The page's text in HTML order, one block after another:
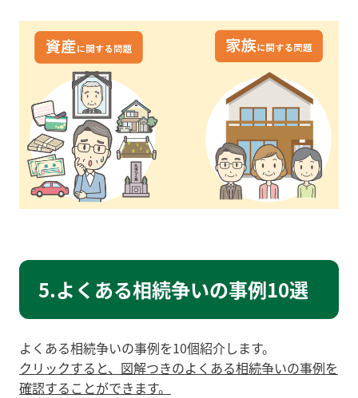
5.よくある相続争いの事例10選
よくある相続争いの事例を10個紹介します。
クリックすると、図解つきのよくある相続争いの事例を
確認することができます。